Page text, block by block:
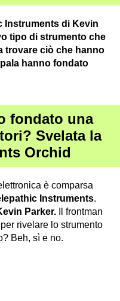
Instruments di Kevin
tipo di strumento che
trovare ciò che hanno
hanno fondato
fondato una
Svelata la
Orchid
è comparsa
Instruments.
Parker. Il frontman
rivelare lo strumento
Beh, sì e no.